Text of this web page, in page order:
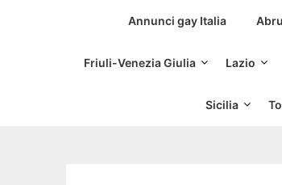
Siti
Annunci gay Italia
Friuli-Venezia Giulia Lazio
Sicilia